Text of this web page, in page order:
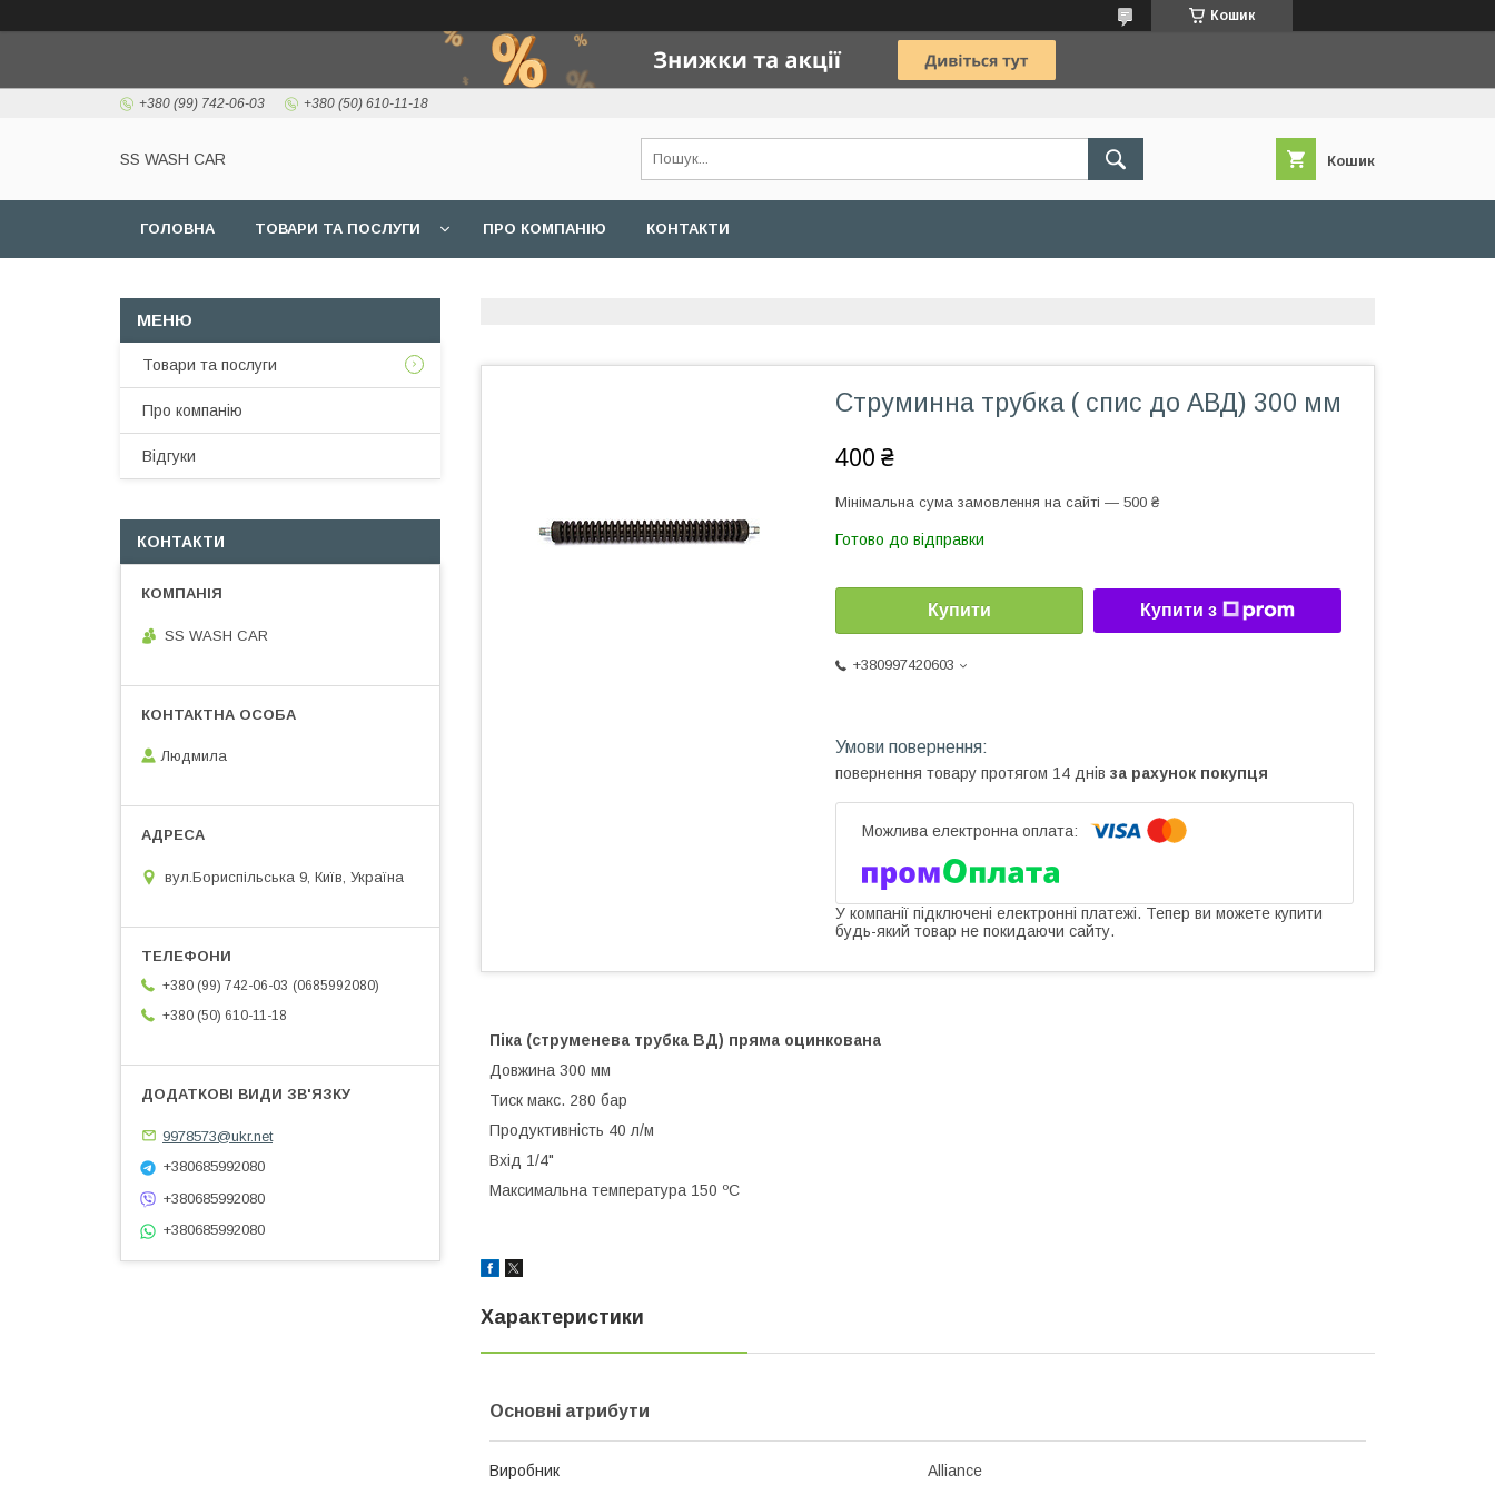
Кошик
+380 (99) 742-06-03 +380 (50) 610-11-18
SS WASH CAR Кошик
ГОЛОВНА ТОВАРИ ТА ПОСЛУГИ ПРО КОМПАНІЮ КОНТАКТИ
Струминна трубка ( спис до АВД) 300 мм
400 ₴
Мінімальна сума замовлення на сайті — 500 ₴
Готово до відправки
Купити Купити з
+380997420603
повернення товару протягом 14 днів за рахунок покупця
У компанії підключені електронні платежі. Тепер ви можете купити
будь-який товар не покидаючи сайту.
Піка (струменева трубка ВД) пряма оцинкована
Довжина 300 мм
Тиск макс. 280 бар
Продуктивність 40 л/м
Вхід 1/4"
Максимальна температура 150 ºC
Характеристики
Основні атрибути
Виробник Alliance
Товари та послуги
Про компанію
Відгуки
КОНТАКТИ
SS WASH CAR
Людмила
вул.Бориспільська 9, Київ, Україна
+380 (99) 742-06-03
0685992080
+380 (50) 610-11-18
9978573@ukr.net
+380685992080
+380685992080
+380685992080